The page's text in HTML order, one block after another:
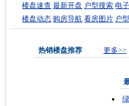
楼盘速查 最新开盘 户型搜索 电
楼盘动态 购房导航 看房图片 户
热销楼盘推荐 更多>>